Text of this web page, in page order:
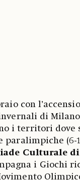
con
di
i territori dove
paralimpiche (6-
Culturale
i Giochi